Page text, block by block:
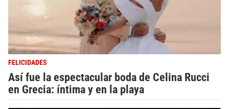
FELICIDADES
Así fue la espectacular boda de Celina Rucci
en Grecia: íntima y en la playa